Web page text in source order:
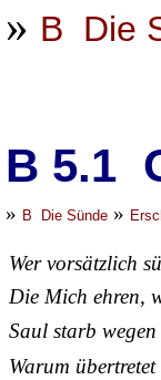
» B Die
B 5.1
» B Die Sünde »
Wer vorsätzlich
Die Mich ehren,
Saul starb
Warum